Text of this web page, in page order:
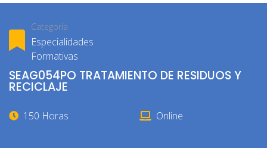
Categoría
Especialidades
Formativas
SEAG054PO TRATAMIENTO DE RESIDUOS Y
RECICLAJE
150 Horas Online